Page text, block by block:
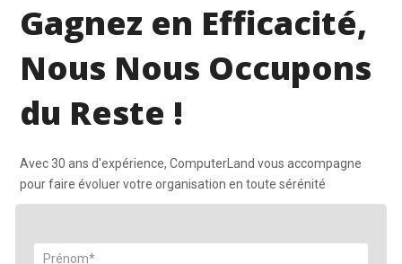
Gagnez en Efficacité,
Nous Nous Occupons
du Reste !
Avec 30 ans d'expérience, ComputerLand vous accompagne
pour faire évoluer votre organisation en toute sérénité